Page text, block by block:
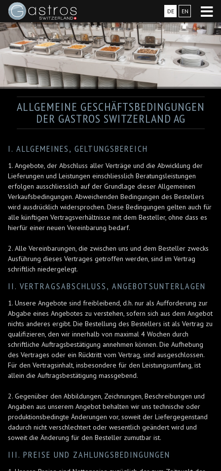
DE EN
ALLGEMEINE GESCHÄFTSBEDINGUNGEN
DER GASTROS SWITZERLAND AG
I. ALLGEMEINES, GELTUNGSBEREICH
1. Angebote, der Abschluss aller Verträge und die Abwicklung der
Lieferungen und Leistungen einschliesslich Beratungsleistungen
erfolgen ausschliesslich auf der Grundlage dieser Allgemeinen
Verkaufsbedingungen. Abweichenden Bedingungen des Bestellers
wird ausdrücklich widersprochen. Diese Bedingungen gelten auch für
alle künftigen Vertragsverhältnisse mit dem Besteller, ohne dass es
hierfür einer neuen Vereinbarung bedarf.
2. Alle Vereinbarungen, die zwischen uns und dem Besteller zwecks
Ausführung dieses Vertrages getroffen werden, sind im Vertrag
schriftlich niedergelegt.
II. VERTRAGSABSCHLUSS, ANGEBOTSUNTERLAGEN
1. Unsere Angebote sind freibleibend, d.h. nur als Aufforderung zur
Abgabe eines Angebotes zu verstehen, sofern sich aus dem Angebot
nichts anderes ergibt. Die Bestellung des Bestellers ist als Vertrag zu
qualifizieren, den wir innerhalb von maximal 4 Wochen durch
schriftliche Auftragsbestätigung annehmen können. Die Aufhebung
des Vertrages oder ein Rücktritt vom Vertrag, sind ausgeschlossen.
Für den Vertragsinhalt, insbesondere für den Leistungsumfang, ist
allein die Auftragsbestätigung massgebend.
2. Gegenüber den Abbildungen, Zeichnungen, Beschreibungen und
Angaben aus unserem Angebot behalten wir uns technische oder
produktionsbedingte Änderungen vor, soweit der Liefergegenstand
dadurch nicht verschlechtert oder wesentlich geändert wird und
soweit die Änderung für den Besteller zumutbar ist.
III. PREISE UND ZAHLUNGSBEDINGUNGEN